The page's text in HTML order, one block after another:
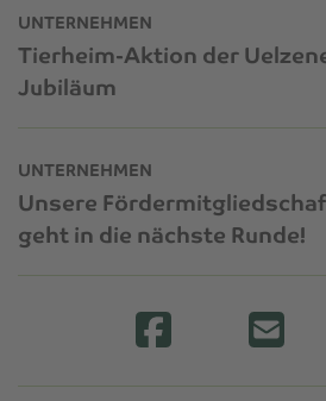
UNTERNEHMEN
Tierheim-Aktion der
Jubiläum
UNTERNEHMEN
Unsere
geht in die nächste Runde!